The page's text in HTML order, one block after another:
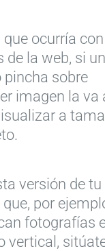
que ocurría
de la web, si un
pincha sobre
imagen la va
a
versión de
por
fotografías
vertical,